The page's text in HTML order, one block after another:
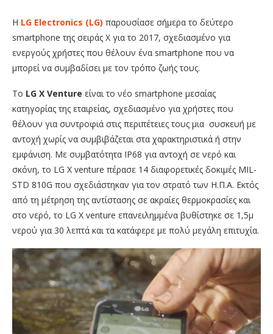
Η LG Electronics (LG) παρουσίασε σήμερα το δεύτερο
smartphone της σειράς X για το 2017, σχεδιασμένο για
ενεργούς χρήστες που θέλουν ένα smartphone που να
μπορεί να συμβαδίσει με τον τρόπο ζωής τους.
Το LG X Venture είναι το νέο smartphone μεσαίας
κατηγορίας της εταιρείας, σχεδιασμένο για χρήστες που
θέλουν για συντροφιά στις περιπέτειες τους μια συσκευή με
αντοχή χωρίς να συμβιβάζεται στα χαρακτηριστικά ή στην
εμφάνιση. Με συμβατότητα IP68 για αντοχή σε νερό και
σκόνη, το LG X venture πέρασε 14 διαφορετικές δοκιμές MIL-
STD 810G που σχεδιάστηκαν για τον στρατό των Η.Π.Α. Εκτός
από τη μέτρηση της αντίστασης σε ακραίες θερμοκρασίες και
στο νερό, το LG X venture επανειλημμένα βυθίστηκε σε 1,5μ
νερού για 30 λεπτά και τα κατάφερε με πολύ μεγάλη επιτυχία.